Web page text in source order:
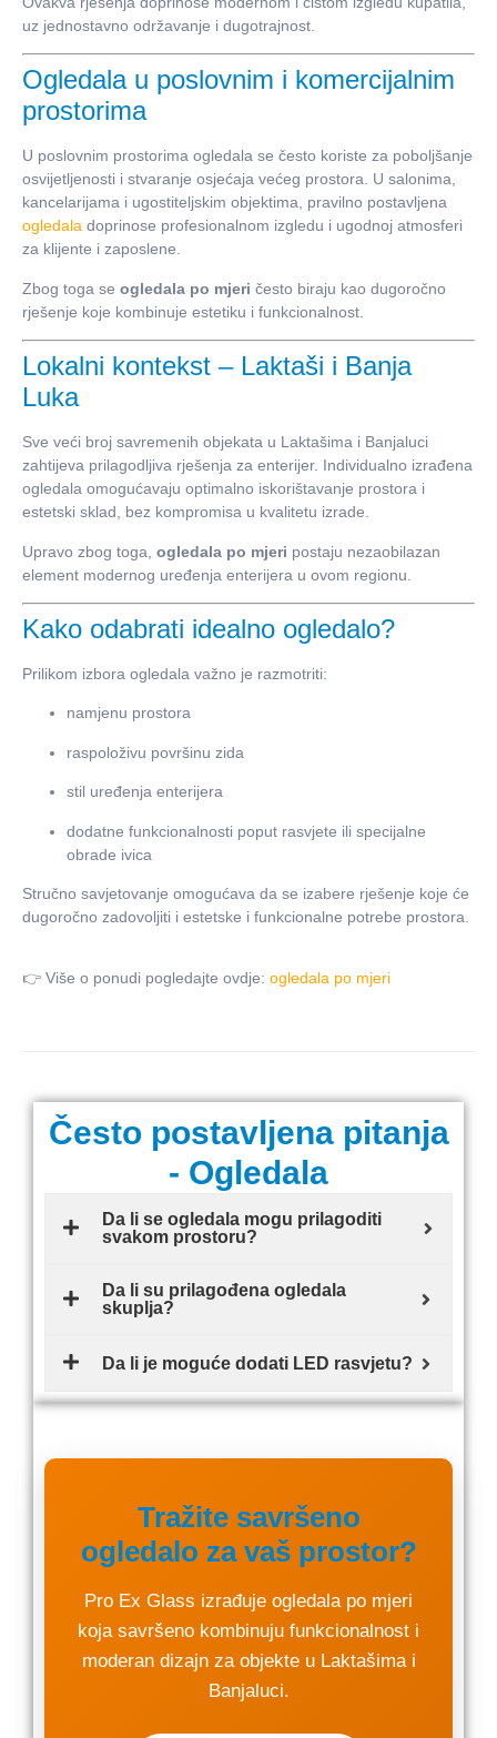
uz jednostavno održavanje i dugotrajnost.
Ogledala u poslovnim i komercijalnim
prostorima
U poslovnim prostorima ogledala se često koriste za poboljšanje
osvijetljenosti i stvaranje osjećaja većeg prostora. U salonima,
kancelarijama i ugostiteljskim objektima, pravilno postavljena
ogledala doprinose profesionalnom izgledu i ugodnoj atmosferi
za klijente i zaposlene.
Zbog toga se ogledala po mjeri često biraju kao dugoročno
rješenje koje kombinuje estetiku i funkcionalnost.
Lokalni kontekst – Laktaši i Banja
Luka
Sve veći broj savremenih objekata u Laktašima i Banjaluci
zahtijeva prilagodljiva rješenja za enterijer. Individualno izrađena
ogledala omogućavaju optimalno iskorištavanje prostora i
estetski sklad, bez kompromisa u kvalitetu izrade.
Upravo zbog toga, ogledala po mjeri postaju nezaobilazan
element modernog uređenja enterijera u ovom regionu.
Kako odabrati idealno ogledalo?
Prilikom izbora ogledala važno je razmotriti:
namjenu prostora
raspoloživu površinu zida
stil uređenja enterijera
dodatne funkcionalnosti poput rasvjete ili specijalne
obrade ivica
Stručno savjetovanje omogućava da se izabere rješenje koje će
dugoročno zadovoljiti i estetske i funkcionalne potrebe prostora.
👉 Više o ponudi pogledajte ovdje: ogledala po mjeri
Često postavljena pitanja
- Ogledala
Da li se ogledala mogu prilagoditi
svakom prostoru?
Da li su prilagođena ogledala
skuplja?
Da li je moguće dodati LED rasvjetu?
Tražite savršeno
ogledalo za vaš prostor?
Pro Ex Glass izrađuje ogledala po mjeri
koja savršeno kombinuju funkcionalnost i
moderan dizajn za objekte u Laktašima i
Banjaluci.